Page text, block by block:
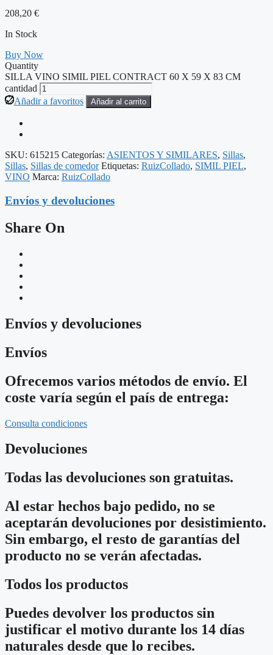
208,20 €
In Stock
Buy Now
Quantity
SILLA VINO SIMIL PIEL CONTRACT 60 X 59 X 83 CM
cantidad
Añadir a favoritos
Añadir al carrito
SKU: 615215 Categorías: ASIENTOS Y SIMILARES, Sillas,
Sillas, Sillas de comedor Etiquetas: RuizCollado, SIMIL PIEL,
VINO Marca: RuizCollado
Envíos y devoluciones
Share On
Envíos y devoluciones
Envíos
Ofrecemos varios métodos de envío. El
coste varía según el país de entrega:
Consulta condiciones
Devoluciones
Todas las devoluciones son gratuitas.
Al estar hechos bajo pedido, no se
aceptarán devoluciones por desistimiento.
Sin embargo, el resto de garantías del
producto no se verán afectadas.
Todos los productos
Puedes devolver los productos sin
justificar el motivo durante los 14 días
naturales desde que lo recibes.